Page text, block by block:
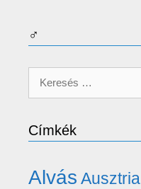
♂
Keresés:
Címkék
Alvás Ausztria